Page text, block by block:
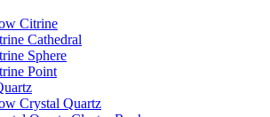
Citrine
Cathedral
Sphere
Point
Crystal Quartz